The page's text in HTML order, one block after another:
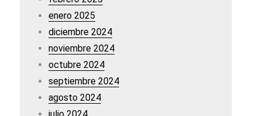
enero 2025
diciembre 2024
noviembre 2024
octubre 2024
septiembre 2024
agosto 2024